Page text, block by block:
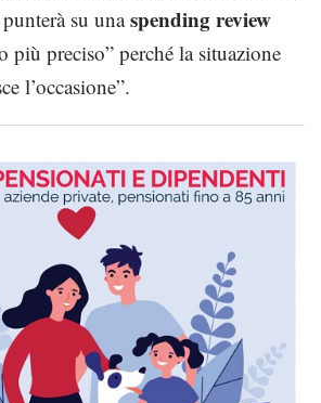
su unaspending review
più preciso” perché la situazione
l’occasione”.